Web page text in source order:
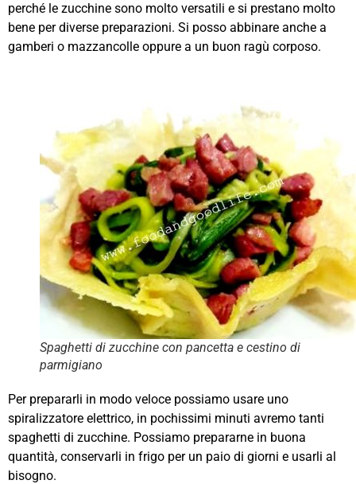
perché le zucchine sono molto versatili e si prestano molto
bene per diverse preparazioni. Si posso abbinare anche a
gamberi o mazzancolle oppure a un buon ragù corposo.
Spaghetti di zucchine con pancetta e cestino di
parmigiano
Per prepararli in modo veloce possiamo usare uno
spiralizzatore elettrico, in pochissimi minuti avremo tanti
spaghetti di zucchine. Possiamo prepararne in buona
quantità, conservarli in frigo per un paio di giorni e usarli al
bisogno.